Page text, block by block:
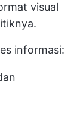
visual
informasi: